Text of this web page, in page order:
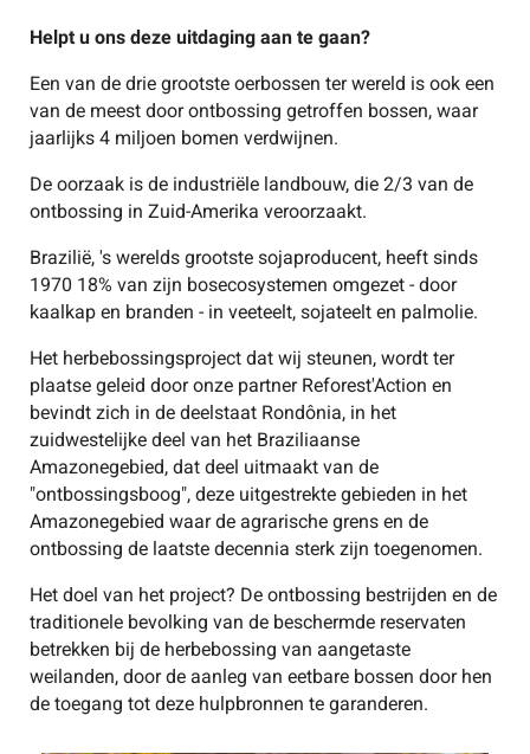
Helpt u ons deze uitdaging aan te gaan?
Een van de drie grootste oerbossen ter wereld is ook een
van de meest door ontbossing getroffen bossen, waar
jaarlijks 4 miljoen bomen verdwijnen.
De oorzaak is de industriële landbouw, die 2/3 van de
ontbossing in Zuid-Amerika veroorzaakt.
Brazilië, 's werelds grootste sojaproducent, heeft sinds
1970 18% van zijn bosecosystemen omgezet - door
kaalkap en branden - in veeteelt, sojateelt en palmolie.
Het herbebossingsproject dat wij steunen, wordt ter
plaatse geleid door onze partner Reforest'Action en
bevindt zich in de deelstaat Rondônia, in het
zuidwestelijke deel van het Braziliaanse
Amazonegebied, dat deel uitmaakt van de
"ontbossingsboog", deze uitgestrekte gebieden in het
Amazonegebied waar de agrarische grens en de
ontbossing de laatste decennia sterk zijn toegenomen.
Het doel van het project? De ontbossing bestrijden en de
traditionele bevolking van de beschermde reservaten
betrekken bij de herbebossing van aangetaste
weilanden, door de aanleg van eetbare bossen door hen
de toegang tot deze hulpbronnen te garanderen.